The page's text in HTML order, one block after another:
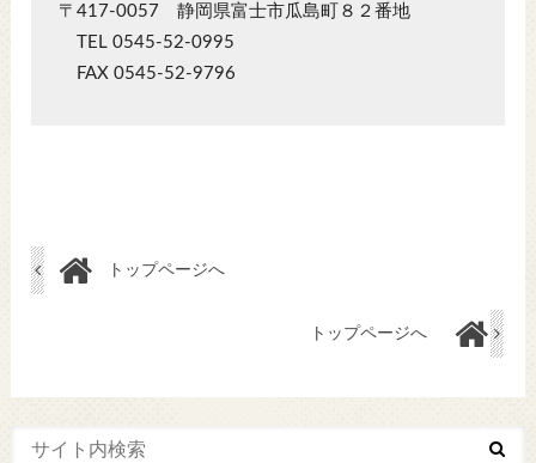
〒417-0057 静岡県富士市瓜島町８２番地
TEL 0545-52-0995
FAX 0545-52-9796
トップページへ
トップページへ